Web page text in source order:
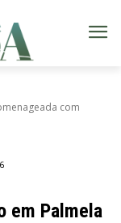
com
em Palmela